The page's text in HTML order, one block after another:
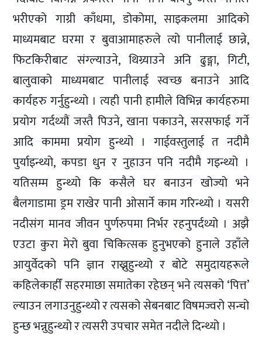
भरीएको गाग्री काँधमा, डोकोमा, साइकलमा आदिको
माध्यमबाट घरमा र बुवाआमाहरुले त्यो पानीलाई छान्ने,
फिटकिरीबाट संग्ल्याउने, थिग्र्याउने अनि ढुङ्गा, गिटी,
बालुवाको माध्यमबाट पानीलाई स्वच्छ बनाउने आदि
कार्यहरु गर्नुहुन्थ्यो । त्यही पानी हामीले विभिन्न कार्यहरुमा
प्रयोग गर्दथ्यौं जस्तै पिउने, खाना पकाउने, सरसफाई गर्ने
आदि काममा प्रयोग हुन्थ्यो । गाईवस्तुलाई त नदीमै
पुर्याइन्थ्यो, कपडा धुन र नुहाउन पनि नदीमै गइन्थ्यो ।
यतिसम्म हुन्थ्यो कि कसैले घर बनाउन खोज्यो भने
बैलगाडामा ड्रम राखेर पानी ओसार्ने काम गरिन्थ्यो । यसरी
नदीसंग मानव जीवन पुर्णरुपमा निर्भर रहनुपर्दथ्यो । अझै
एउटा कुरा मेरो बुवा चिकित्सक हुनुभएको हुनाले उहाँले
आयुर्वेदको पनि ज्ञान राख्नुहुन्थ्यो र बोटे समुदायहरूले
कहिलेकाहीँ सहरमाछा समातेका रहेछन् भने त्यसको ‘पित्त’
ल्याउन लगाउनुहुन्थ्यो र त्यसको सेबनबाट विषमज्वरो सन्चो
हुन्छ भन्नुहुन्थ्यो र त्यसरी उपचार समेत नदीले दिन्थ्यो ।